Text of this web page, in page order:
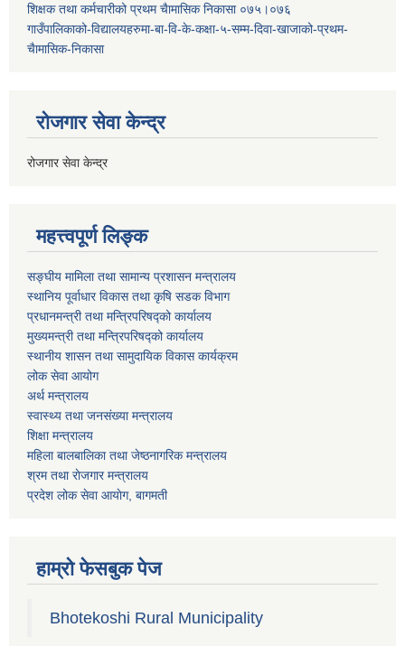
शिक्षक तथा कर्मचारीको प्रथम च‌ैामासिक निकासा ०७५।०७६
गाउँपालिकाको-विद्यालयहरुमा-बा-वि-के-कक्षा-५-सम्म-दिवा-खाजाको-प्रथम-
चैामासिक-निकासा
रोजगार सेवा केन्द्र
रोजगार सेवा केन्द्र
महत्त्वपूर्ण लिङ्क
सङ्घीय मामिला तथा सामान्य प्रशासन मन्त्रालय
स्थानिय पूर्वाधार विकास तथा कृषि सडक विभाग
प्रधानमन्त्री तथा मन्त्रिपरिषद्को कार्यालय
मुख्यमन्त्री तथा मन्त्रिपरिषद्को कार्यालय
स्थानीय शासन तथा सामुदायिक विकास कार्यक्रम
लोक सेवा आयोग
अर्थ मन्त्रालय
स्वास्थ्य तथा जनस‌ंख्या मन्त्रालय
शिक्षा मन्त्रालय
महिला बालबालिका तथा जेष्ठनागरिक मन्त्रालय
श्रम तथा राेजगार मन्त्रालय
प्रदेश लोक सेवा आयाेग, बागमती
हाम्रो फेसबुक पेज
Bhotekoshi Rural Municipality